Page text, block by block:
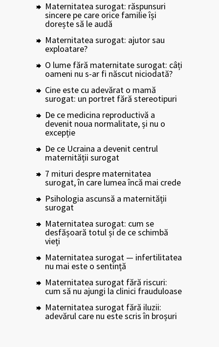
Maternitatea surogat: răspunsuri
sincere pe care orice familie își
dorește să le audă
Maternitatea surogat: ajutor sau
exploatare?
O lume fără maternitate surogat: câți
oameni nu s-ar fi născut niciodată?
Cine este cu adevărat o mamă
surogat: un portret fără stereotipuri
De ce medicina reproductivă a
devenit noua normalitate, și nu o
excepție
De ce Ucraina a devenit centrul
maternității surogat
7 mituri despre maternitatea
surogat, în care lumea încă mai crede
Psihologia ascunsă a maternității
surogat
Maternitatea surogat: cum se
desfășoară totul și de ce schimbă
vieți
Maternitatea surogat — infertilitatea
nu mai este o sentință
Maternitatea surogat fără riscuri:
cum să nu ajungi la clinici frauduloase
Maternitatea surogat fără iluzii:
adevărul care nu este scris în broșuri